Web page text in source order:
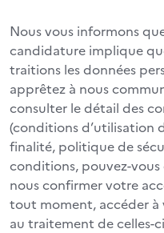
Nous vous informons
candidature implique
traitions les données
apprêtez à nous
consulter le détail des
(conditions d’utilisation
finalité, politique de
conditions, pouvez-
nous confirmer votre
tout moment, accéder à
au traitement de celles-